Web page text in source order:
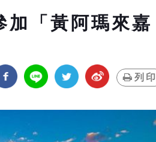
加「黃阿瑪來嘉
列印